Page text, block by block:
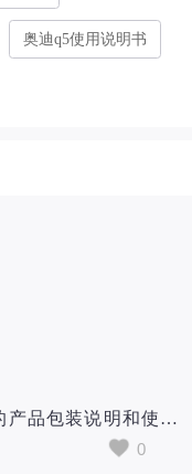
奥迪q5使用说明书
盐酸的产品包装说明和使用说明书
0